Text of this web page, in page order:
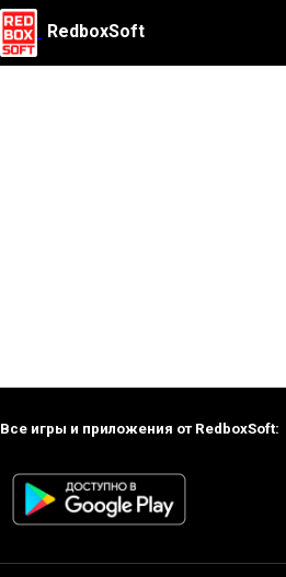
RedboxSoft
Все игры и приложения от RedboxSoft: